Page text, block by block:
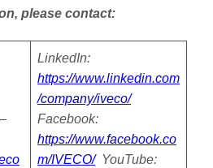
please contact:
LinkedIn:
https://www.linkedin.com
/company/iveco/
Facebook:
https://www.facebook.co
m/IVECO/ YouTube: